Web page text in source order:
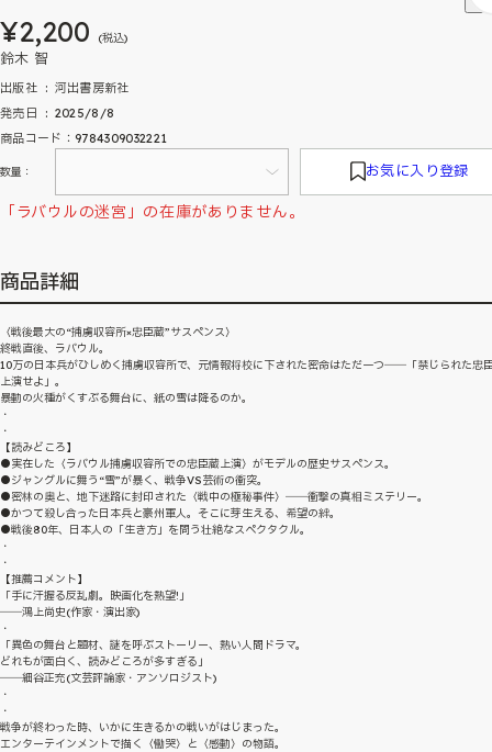
¥2,200 (税込)
鈴木 智
出版社 ‏ : ‎ 河出書房新社
発売日 ‏ : ‎ 2025/8/8
商品コード：9784309032221
数量： お気に入り登録
「ラバウルの迷宮」の在庫がありません。
商品詳細
〈戦後最大の“捕虜収容所×忠臣蔵”サスペンス〉
終戦直後、ラバウル。
10万の日本兵がひしめく捕虜収容所で、元情報将校に下された密命はただ一つ――「禁じられた忠
上演せよ」。
暴動の火種がくすぶる舞台に、紙の雪は降るのか。
・
・
【読みどころ】
●実在した〈ラバウル捕虜収容所での忠臣蔵上演〉がモデルの歴史サスペンス。
●ジャングルに舞う“雪”が暴く、戦争VS芸術の衝突。
●密林の奥と、地下迷路に封印された〈戦中の極秘事件〉――衝撃の真相ミステリー。
●かつて殺し合った日本兵と豪州軍人。そこに芽生える、希望の絆。
●戦後80年、日本人の「生き方」を問う壮絶なスペクタクル。
・
・
【推薦コメント】
「手に汗握る反乱劇。映画化を熱望!」
――鴻上尚史(作家・演出家)
・
「異色の舞台と題材、謎を呼ぶストーリー、熱い人間ドラマ。
どれもが面白く、読みどころが多すぎる」
――細谷正充(文芸評論家・アンソロジスト)
・
・
戦争が終わった時、いかに生きるかの戦いがはじまった。
エンターテインメントで描く〈慟哭〉と〈感動〉の物語。